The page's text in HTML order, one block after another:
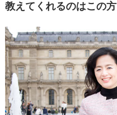
教えてくれるのはこの方